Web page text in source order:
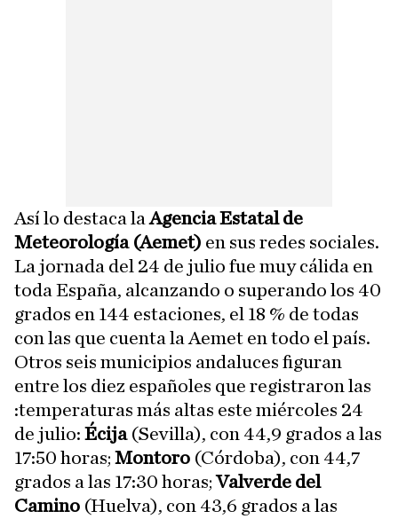
Así lo destaca laAgencia Estatal de
Meteorología (Aemet) en sus redes sociales.
La jornada del 24 de julio fue muy cálida en
toda España, alcanzando o superando los 40
grados en 144 estaciones, el 18 % de todas
con las que cuenta la Aemet en todo el país.
Otros seis municipios andaluces figuran
entre los diez españoles que registraron las
:temperaturas más altas este miércoles 24
de julio: Écija(Sevilla), con 44,9 grados a las
17:50 horas; Montoro (Córdoba), con 44,7
grados a las 17:30 horas;Valverde del
Camino (Huelva), con 43,6 grados a las